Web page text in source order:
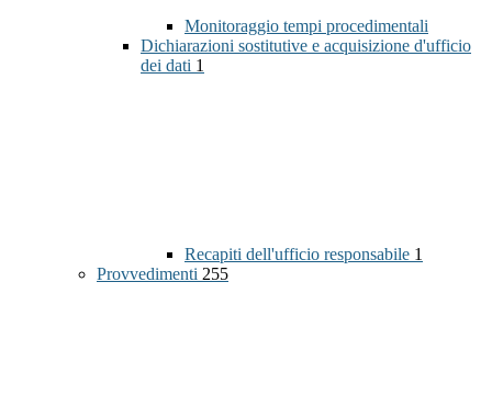
Monitoraggio tempi procedimentali
Dichiarazioni sostitutive e acquisizione d'ufficio
dei dati 1
Recapiti dell'ufficio responsabile 1
Provvedimenti 255